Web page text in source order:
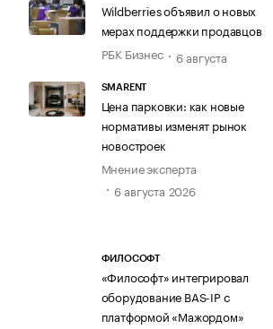
Wildberries объявил о новых
мерах поддержки продавцов
РБК Бизнес
6 августа
SMARENT
Цена парковки: как новые
нормативы изменят рынок
новостроек
Мнение эксперта
6 августа 2026
ФИЛОСОФТ
«Философт» интегрировал
оборудование BAS-IP с
платформой «Мажордом»